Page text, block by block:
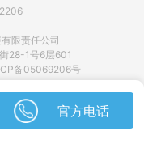
买
限责任公司
28-1号6层601
备05069206号
官方电话